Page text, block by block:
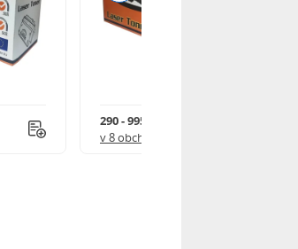
290 - 995 Kč
v 8 obchodech